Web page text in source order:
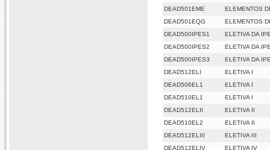
DEAD501EME
ELEMENTOS
DEAD501EQG
ELEMENTOS
DEAD500IPES1
ELETIVA DA
DEAD500IPES2
ELETIVA DA
DEAD500IPES3
ELETIVA DA
DEAD512ELI
ELETIVA I
DEAD506EL1
ELETIVA I
DEAD510EL1
ELETIVA I
DEAD512ELII
ELETIVA II
DEAD510EL2
ELETIVA II
DEAD512ELIII
ELETIVA III
DEAD512ELIV
ELETIVA IV